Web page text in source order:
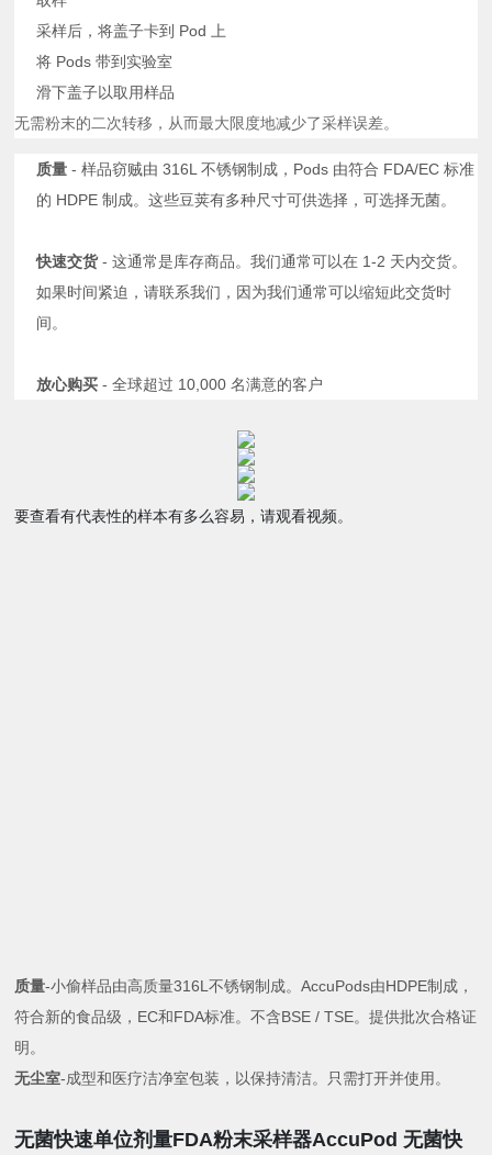
采样后，将盖子卡到 Pod 上
将 Pods 带到实验室
滑下盖子以取用样品
无需粉末的二次转移，从而最大限度地减少了采样误差。
质量 - 样品窃贼由 316L 不锈钢制成，Pods 由符合 FDA/EC 标准
的 HDPE 制成。这些豆荚有多种尺寸可供选择，可选择无菌。
快速交货- 这通常是库存商品。我们通常可以在 1-2 天内交货。
如果时间紧迫，请联系我们，因为我们通常可以缩短此交货时
间。
放心购买 - 全球超过 10,000 名满意的客户
要查看有代表性的样本有多么容易，请观看视频。
质量-小偷样品由高质量316L不锈钢制成。AccuPods由HDPE制成，
符合新的食品级，EC和FDA标准。不含BSE / TSE。提供批次合格证
明。
无尘室-成型和医疗洁净室包装，以保持清洁。只需打开并使用。
无菌快速单位剂量FDA粉末采样器AccuPod 无菌快